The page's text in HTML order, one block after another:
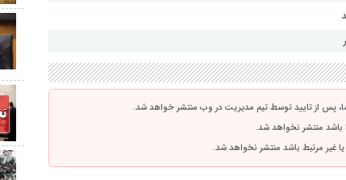
پس از تایید توسط تیم مدیریت در وب منتشر خواهد شد.
باشد منتشر نخواهد شد.
یا غیر مرتبط باشد منتشر نخواهد شد.